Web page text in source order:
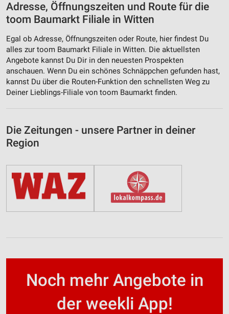
Adresse, Öffnungszeiten und Route für die
toom Baumarkt Filiale in Witten
Egal ob Adresse, Öffnungszeiten oder Route, hier findest Du
alles zur toom Baumarkt Filiale in Witten. Die aktuellsten
Angebote kannst Du Dir in den neuesten Prospekten
anschauen. Wenn Du ein schönes Schnäppchen gefunden hast,
kannst Du über die Routen-Funktion den schnellsten Weg zu
Deiner Lieblings-Filiale von toom Baumarkt finden.
Die Zeitungen - unsere Partner in deiner
Region
Noch mehr Angebote in
der weekli App!